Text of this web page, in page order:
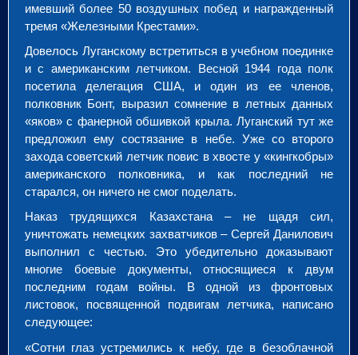
имевший более 50 воздушных побед и награжденный
тремя «Железными Крестами».
Довелось Луганскому встретиться в учебном поединке
и с американским летчиком. Весной 1944 года полк
посетила делегация США, и один из ее членов,
полковник Бонт, выразил сомнение в летных данных
«яков» с фанерной обшивкой крыла. Луганский тут же
предложил ему состязание в небе. Уже со второго
захода советский летчик повис в хвосте у «кингкобры»
американского полковника, и как последний не
старался, он ничего не смог поделать.
Наказ трудящихся Казахстана – не щадя сил,
уничтожать немецких захватчиков – Сергей Данилович
выполнил с честью. Это убедительно доказывают
многие боевые документы, относящиеся к двум
последним годам войны. В одной из фронтовых
листовок, посвященной подвигам летчика, написано
следующее:
«Сотни глаз устремились к небу, где в безоблачной